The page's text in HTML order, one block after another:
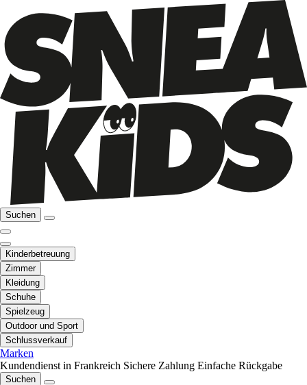
Suchen
Kinderbetreuung
Zimmer
Kleidung
Schuhe
Spielzeug
Outdoor und Sport
Schlussverkauf
Marken
Kundendienst in Frankreich Sichere Zahlung Einfache Rückgabe
Suchen